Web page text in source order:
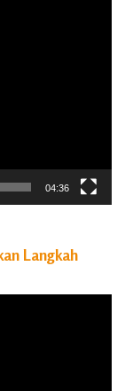
04:36
Langkah